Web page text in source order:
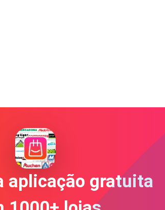
aplicação gratuita